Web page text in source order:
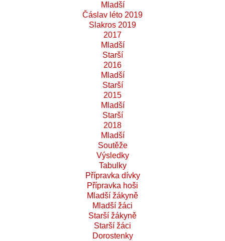
Mladší
Čáslav léto 2019
Slakros 2019
2017
Mladší
Starší
2016
Mladší
Starší
2015
Mladší
Starší
2018
Mladší
Soutěže
Výsledky
Tabulky
Přípravka dívky
Přípravka hoši
Mladší žákyně
Mladší žáci
Starší žákyně
Starší žáci
Dorostenky